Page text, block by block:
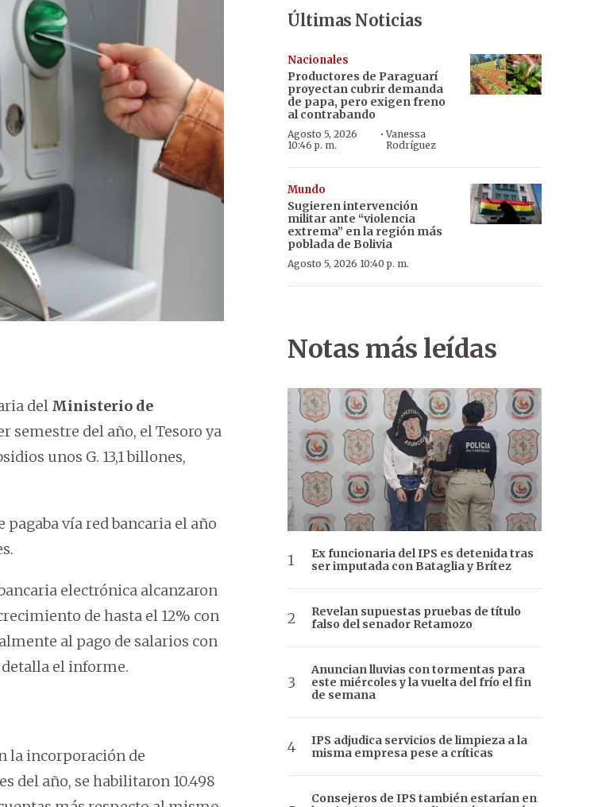
del Ministerio de
semestre del año, el Tesoro ya
unos G. 13,1 billones,
vía red bancaria el año
electrónica alcanzaron
de hasta el 12% con
al pago de salarios con
detalla el informe.
la incorporación de
del año, se habilitaron 10.498
Últimas Noticias
Nacionales
Productores de Paraguarí
proyectan cubrir demanda
de papa, pero exigen freno
al contrabando
Agosto 5, 2026
10:46 p. m.
·Vanessa
Rodríguez
Mundo
Sugieren intervención
militar ante “violencia
extrema” en la región más
poblada de Bolivia
Agosto 5, 2026 10:40 p. m.
Notas más leídas
Ex funcionaria del IPS es detenida tras
ser imputada con Bataglia y Brítez
Revelan supuestas pruebas de título
falso del senador Retamozo
Anuncian lluvias con tormentas para
este miércoles y la vuelta del frío el fin
de semana
IPS adjudica servicios de limpieza a la
misma empresa pese a críticas
Consejeros de IPS también estarían en